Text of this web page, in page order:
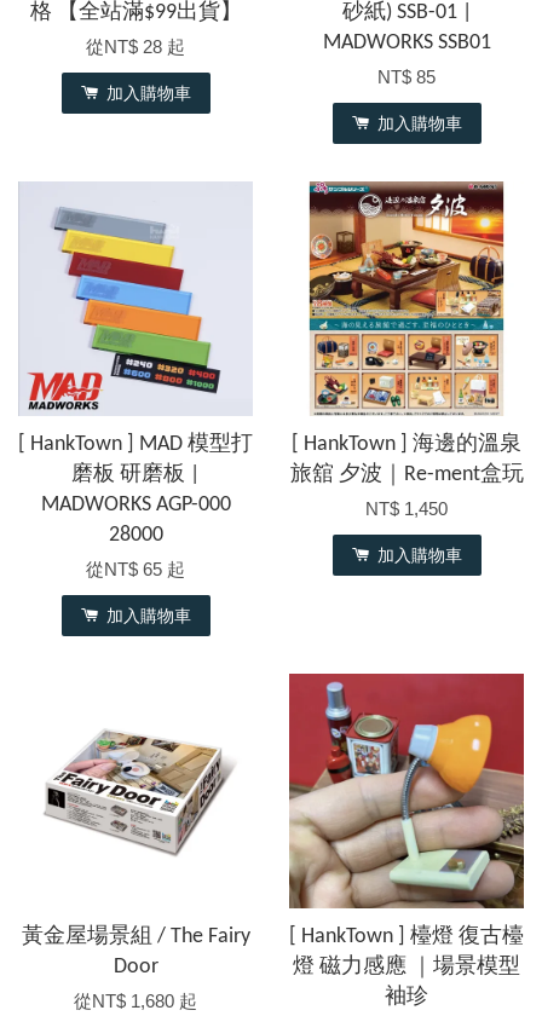
格 【全站滿$99出貨】
從NT$ 28 起
加入購物車
砂紙) SSB-01 |
MADWORKS SSB01
NT$ 85
加入購物車
[ HankTown ] MAD 模型打
磨板 研磨板 |
MADWORKS AGP-000
28000
從NT$ 65 起
加入購物車
[ HankTown ] 海邊的溫泉
旅舘 夕波｜Re-ment盒玩
NT$ 1,450
加入購物車
黃金屋場景組 / The Fairy
Door
從NT$ 1,680 起
[ HankTown ] 檯燈 復古檯
燈 磁力感應 ｜場景模型
袖珍